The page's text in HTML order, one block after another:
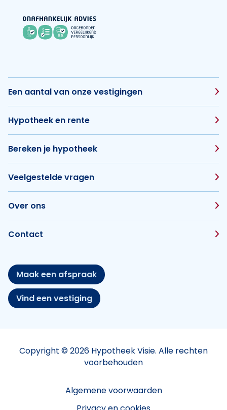
Een aantal van onze vestigingen
Hypotheek en rente
Bereken je hypotheek
Veelgestelde vragen
Over ons
Contact
Maak een afspraak
Vind een vestiging
Copyright © 2026 Hypotheek Visie. Alle rechten
voorbehouden
Algemene voorwaarden